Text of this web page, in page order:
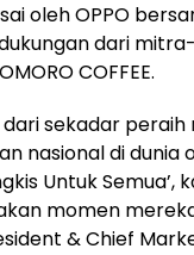
oleh OPPO
dari
COFFEE.
dari sekadar
nasional di dunia
Untuk
momen
& Chief